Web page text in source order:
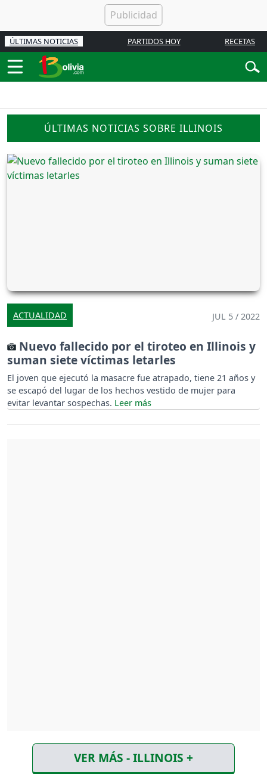
ÚLTIMAS NOTICIAS PARTIDOS HOY RECETAS
ÚLTIMAS NOTICIAS SOBRE ILLINOIS
ACTUALIDAD JUL 5 / 2022
Nuevo fallecido por el tiroteo en Illinois y
suman siete víctimas letarles
El joven que ejecutó la masacre fue atrapado, tiene 21 años y
se escapó del lugar de los hechos vestido de mujer para
evitar levantar sospechas.
VER MÁS - ILLINOIS +